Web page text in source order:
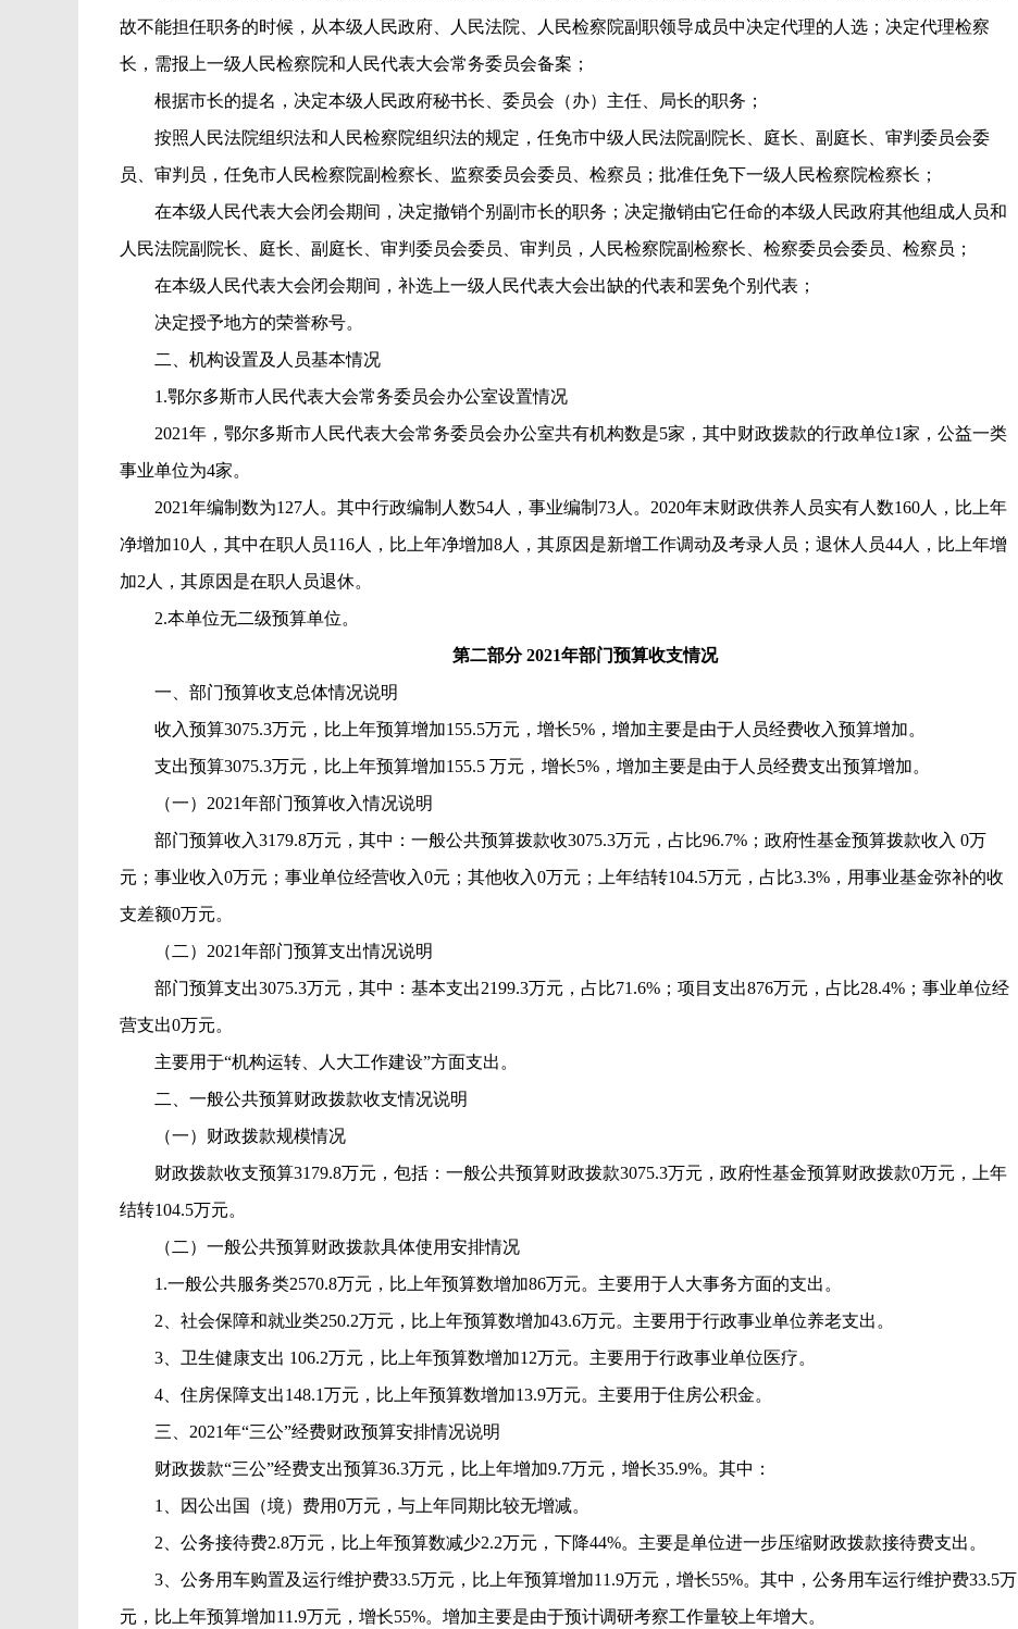
故不能担任职务的时候，从本级人民政府、人民法院、人民检察院副职领导成员中决定代理的人选；决定代理检察
长，需报上一级人民检察院和人民代表大会常务委员会备案；
根据市长的提名，决定本级人民政府秘书长、委员会（办）主任、局长的职务；
按照人民法院组织法和人民检察院组织法的规定，任免市中级人民法院副院长、庭长、副庭长、审判委员会委
员、审判员，任免市人民检察院副检察长、监察委员会委员、检察员；批准任免下一级人民检察院检察长；
在本级人民代表大会闭会期间，决定撤销个别副市长的职务；决定撤销由它任命的本级人民政府其他组成人员和
人民法院副院长、庭长、副庭长、审判委员会委员、审判员，人民检察院副检察长、检察委员会委员、检察员；
在本级人民代表大会闭会期间，补选上一级人民代表大会出缺的代表和罢免个别代表；
决定授予地方的荣誉称号。
二、 机构设置及人员基本情况
1.鄂尔多斯市人民代表大会常务委员会办公室设置情况
2021年， 鄂尔多斯市人民代表大会常务委员会办公室共有机构数是5家，其中财政拨款的行政单位1家，公益一类
事业单位为4家。
2021年编制数为127人。其中行政编制人数54人，事业编制 73人。 2020年末财政供养人员实有人数160人，比上年
净增加10人，其中在职人员116人，比上年净增加8人，其原因是新增工作调动及考录人员；退休人员44人，比上年增
加2 人，其原因是在职人员退休。
2.本单位无二级预算单位。
第二部分2021年部门预算收支情况
一、部门预算收支总体情况说明
收入预算3075.3万元，比上年预算增加155.5万元，增长5%，增加主要是由于人员经费收入预算增加。
支出预算3075.3万元，比上年预算增加155.5 万元，增长5%，增加主要是由于人员经费支出预算增加。
（一） 2021年部门预算收入情况说明
部门预算收入3179.8万元，其中：一般公共预算拨款收3075.3万元，占比96.7%；政府性基金预算拨款收入 0万
元；事业收入0万元；事业单位经营收入0元；其他收入0万元；上年结转104.5万元，占比3.3%，用事业基金弥补的收
支差额0万元。
（二） 2021年部门预算支出情况说明
部门预算支出3075.3万元，其中：基本支出2199.3万元，占比71.6%；项目支出876万元，占比28.4%；事业单位经
营支出0万元。
主要用于“机构运转、人大工作建设”方面支出。
二、一般公共预算财政拨款收支情况说明
（一）财政拨款规模情况
财政拨款收支预算3179.8万元，包括：一般公共预算财政拨款3075.3万元，政府性基金预算财政拨款0万元，上年
结转104.5万元。
（二）一般公共预算财政拨款具体使用安排情况
1.一般公共服务类2570.8万元，比上年预算数增加86万元。主要用于人大事务方面的支出。
2 、社会保障和就业类250.2万元，比上年预算数增加43.6万元。主要用于行政事业单位养老支出。
3、卫生健康支出 106.2万元，比上年预算数增加12万元。主要用于行政事业单位医疗。
4、住房保障支出148.1万元，比上年预算数增加13.9万元。主要用于住房公积金。
三、 2021年“三公”经费财政预算安排情况说明
财政拨款“三公”经费支出预算36.3万元，比上年增加9.7万元，增长35.9%。其中：
1
、因公出国（境）费用0万元，与上年同期比较无增减。
2 、公务接待费2.8万元，比上年预算数减少2.2万元，下降44%。主要是单位进一步压缩财政拨款接待费支出。
3、公务用车购置及运行维护费33.5万元，比上年预算增加11.9万元，增长55%。其中，公务用车运行维护费33.5万
元，比上年预算增加11.9万元，增长55%。增加主要是由于预计调研考察工作量较上年增大。